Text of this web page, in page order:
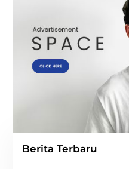
Berita Terbaru